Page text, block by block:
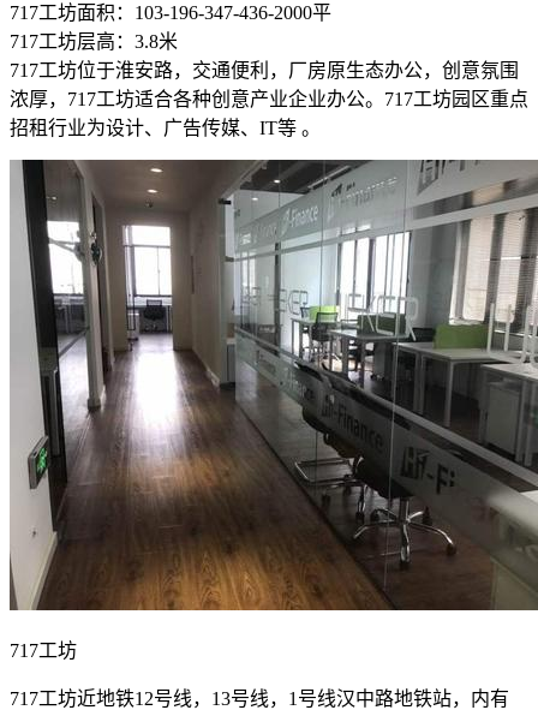
717工坊面积：103-196-347-436-2000平
717工坊层高：3.8米
717工坊位于淮安路，交通便利，厂房原生态办公，创意氛围
浓厚，717工坊适合各种创意产业企业办公。717工坊园区重点
招租行业为设计、广告传媒、IT等 。
717工坊
717工坊近地铁12号线，13号线，1号线汉中路地铁站，内有